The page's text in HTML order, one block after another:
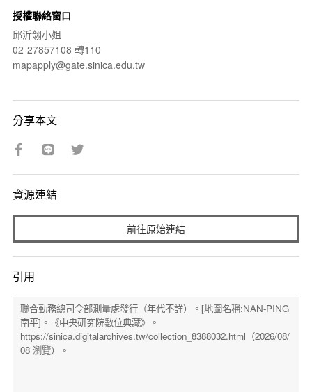
授權聯絡窗口
邱沂翎小姐
02-27857108 轉110
mapapply@gate.sinica.edu.tw
分享本文
資源連結
前往原始連結
引用